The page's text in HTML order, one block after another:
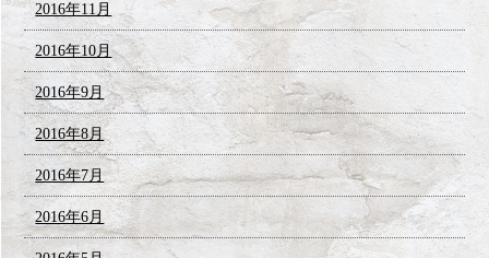
2016年11月
2016年10月
2016年9月
2016年8月
2016年7月
2016年6月